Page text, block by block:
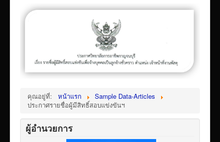
ITA/ข้อมูลสาธารณะ
Link รวมระบบรายงานข้อมูลต่าง ๆ
ติดต่อวิทยาลัย
แบบประเมินครูผู้สอน
ห้องสมุดอิเล็กทรอนิกส์
ศูนย์ซ่อมสร้างเพื่อชุมชน FixitCenter
คุณอยู่ที่: หน้าแรก
Sample Data-Articles
ประกาศรายชื่อผู้มีสิทธิ์สอบแข่งขันฯ
ผู้อำนวยการ